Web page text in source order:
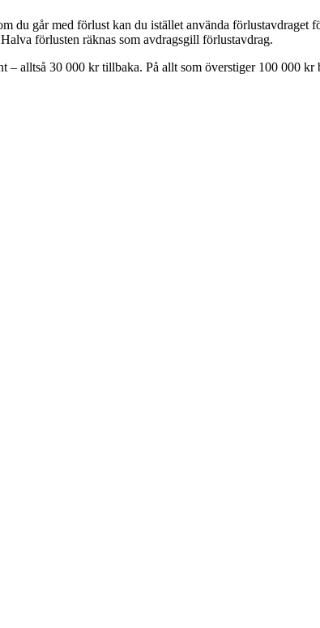
går med förlust kan du istället använda förlustavdraget
förlusten räknas som avdragsgill förlustavdrag.
– alltså 30 000 kr tillbaka. På allt som överstiger 100 000